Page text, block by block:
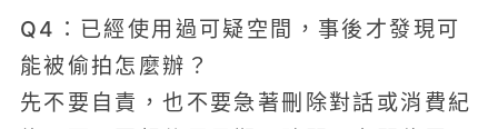
Q4：已經使用過可疑空間，事後才發現可
能被偷拍怎麼辦？
先不要自責，也不要急著刪除對話或消費紀